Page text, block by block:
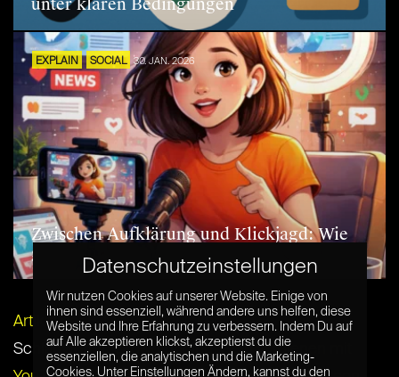
unter klaren Bedingungen
EXPLAIN SOCIAL 30. JAN. 2026
Zwischen Aufklärung und Klickjagd: Wie
glaubwürdig sind Newsfluencer?
Artikel per E-Mail verschicken
Schlagwörter:Crowdfunding,Geld verdienen mit
Datenschutzeinstellungen
Wir nutzen Cookies auf unserer Website. Einige von
ihnen sind essenziell, während andere uns helfen, diese
Website und Ihre Erfahrung zu verbessern. Indem Du auf
auf Alle akzeptieren klickst, akzeptierst du die
essenziellen, die analytischen und die Marketing-
Cookies. Unter Einstellungen Ändern, kannst du den